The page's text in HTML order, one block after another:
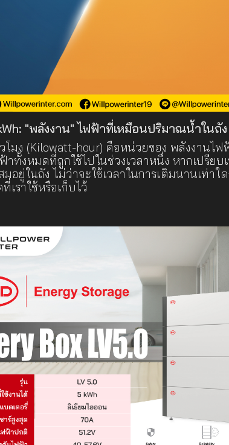
"พลังงาน" ไฟฟ้าที่เหมือนปริมาณน้ำในถัง
มง (Kilowatt-hour) คือหน่วยของ พลังงานไฟ
ทั้งหมดที่ถูกใช้ไปในช่วงเวลาหนึ่ง หากเปรีย
ยู่ในถัง ไม่ว่าจะใช้เวลาในการเติมนานเท่าใ
ราใช้หรือเก็บไว้